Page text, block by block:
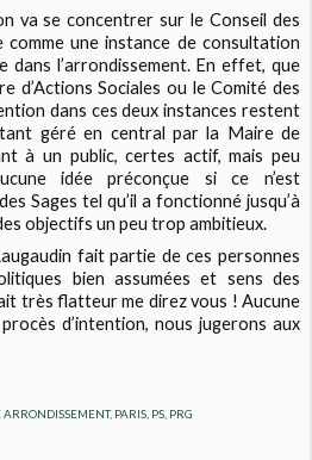
va se concentrer sur le Conseil des
comme une instance de consultation
dans l’arrondissement. En effet, que
d’Actions Sociales ou le Comité des
dans ces deux instances restent
géré en central par la Maire de
à un public, certes actif, mais peu
idée préconçue si ce n’est
Sages tel qu’il a fonctionné jusqu’à
objectifs un peu trop ambitieux.
fait partie de ces personnes
bien assumées et sens des
très flatteur me direz vous ! Aucune
d’intention, nous jugerons aux
ARRONDISSEMENT, PARIS, PS, PRG